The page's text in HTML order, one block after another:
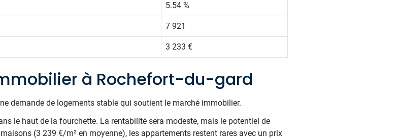
5.54 %
7 921
3 233 €
à Rochefort-du-gard
demande de logements stable qui soutient le marché immobilier.
le haut de la fourchette. La rentabilité sera modeste, mais le potentiel de
(3 239 €/m² en moyenne), les appartements restent rares avec un prix